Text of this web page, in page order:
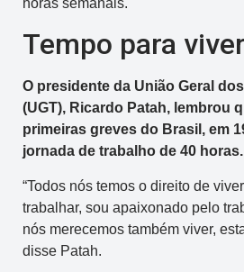
Tempo para viver
O presidente da União Geral
(UGT), Ricardo Patah, lembrou
primeiras greves do Brasil, em
jornada de trabalho de 40 horas.
“Todos nós temos o direito de
trabalhar, sou apaixonado pelo
nós merecemos também viver,
disse Patah.